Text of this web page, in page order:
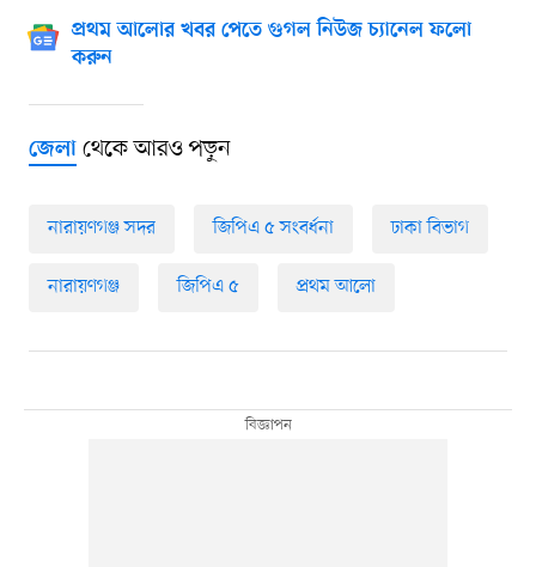
প্রথম আলোর খবর পেতে গুগল নিউজ চ্যানেল ফলো
করুন
জেলাথেকে আরও পড়ুন
নারায়ণগঞ্জ সদর জিপিএ ৫ সংবর্ধনা ঢাকা বিভাগ
নারায়ণগঞ্জ জিপিএ ৫ প্রথম আলো